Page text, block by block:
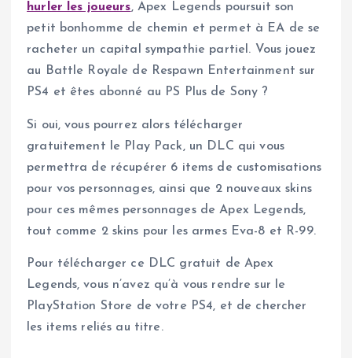
hurler les joueurs, Apex Legends poursuit son
petit bonhomme de chemin et permet à EA de se
racheter un capital sympathie partiel. Vous jouez
au Battle Royale de Respawn Entertainment sur
PS4 et êtes abonné au PS Plus de Sony ?
Si oui, vous pourrez alors télécharger
gratuitement le Play Pack, un DLC qui vous
permettra de récupérer 6 items de customisations
pour vos personnages, ainsi que 2 nouveaux skins
pour ces mêmes personnages de Apex Legends,
tout comme 2 skins pour les armes Eva-8 et R-99.
Pour télécharger ce DLC gratuit de Apex
Legends, vous n’avez qu’à vous rendre sur le
PlayStation Store de votre PS4, et de chercher
les items reliés au titre.